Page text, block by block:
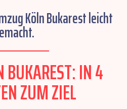
Köln Bukarest leicht
BUKAREST: IN 4
ZUM ZIEL